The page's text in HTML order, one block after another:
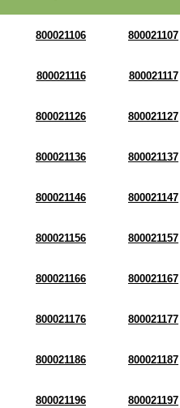
800021106 800021107
800021116 800021117
800021126 800021127
800021136 800021137
800021146 800021147
800021156 800021157
800021166 800021167
800021176 800021177
800021186 800021187
800021196 800021197